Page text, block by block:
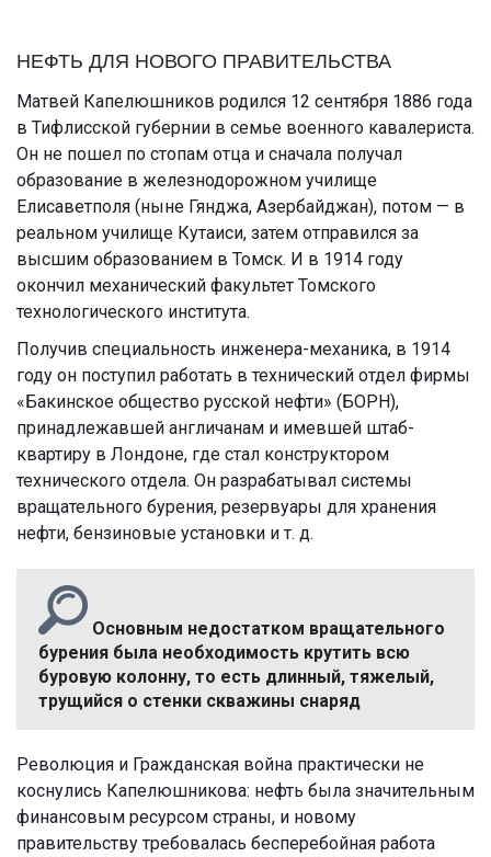
НЕФТЬ ДЛЯ НОВОГО ПРАВИТЕЛЬСТВА
Матвей Капелюшников родился 12 сентября 1886 года
в Тифлисской губернии в семье военного кавалериста.
Он не пошел по стопам отца и сначала получал
образование в железнодорожном училище
Елисаветполя (ныне Гянджа, Азербайджан), потом — в
реальном училище Кутаиси, затем отправился за
высшим образованием в Томск. И в 1914 году
окончил механический факультет Томского
технологического института.
Получив специальность инженера-механика, в 1914
году он поступил работать в технический отдел фирмы
«Бакинское общество русской нефти» (БОРН),
принадлежавшей англичанам и имевшей штаб-
квартиру в Лондоне, где стал конструктором
технического отдела. Он разрабатывал системы
вращательного бурения, резервуары для хранения
нефти, бензиновые установки и т. д.
Основным недостатком вращательного
бурения была необходимость крутить всю
буровую колонну, то есть длинный, тяжелый,
трущийся о стенки скважины снаряд
Революция и Гражданская война практически не
коснулись Капелюшникова: нефть была значительным
финансовым ресурсом страны, и новому
правительству требовалась бесперебойная работа